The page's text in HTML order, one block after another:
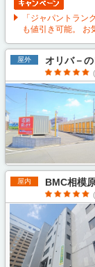
「ジャパントラ
も値引き可能。 お
屋外 オリバ－
屋内 BMC相模